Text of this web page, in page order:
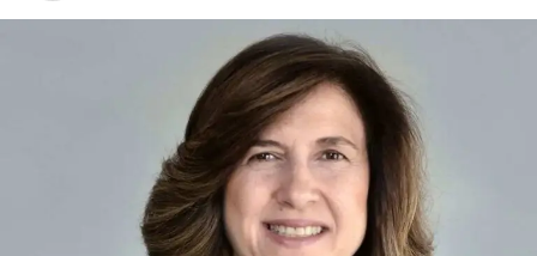
genişlemesi ve “route-to-market” stratejileri konularında
Gürok Grup, geçen sene hızlı tüketim ürünleri sektörüne
AVOYA ile önemli bir adım atarak tüketicilere yüksek
magnezyum oranı ve doğal bileşenleriyle yenilikçi
içecekler sunuyor. AVOYA, Türkiye’nin toplam mineral ve
magnezyum değeri en yüksek maden suyu olarak fark
yaratıyor. Sektörde bir ilki gerçekleştirerek meyve ve bitki